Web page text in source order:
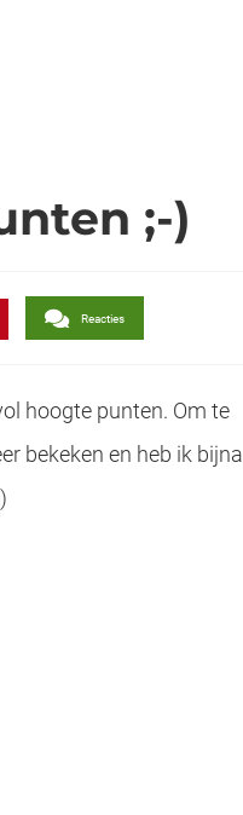
;-)
Reacties
hoogte punten. Om te
bekeken en heb ik bijna